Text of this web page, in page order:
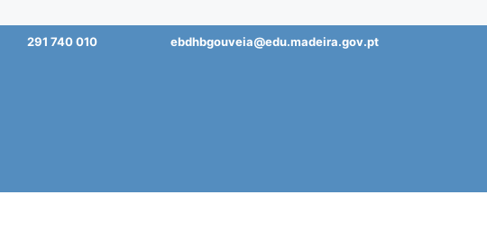
Saltar291 740 010 ebdhbgouveia@edu.madeira.gov.pt